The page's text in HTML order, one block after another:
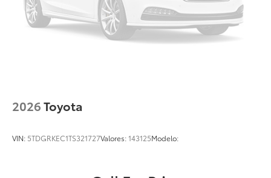
2026Toyota
VIN: 5TDGRKEC1TS321727Valores:143125Modelo: